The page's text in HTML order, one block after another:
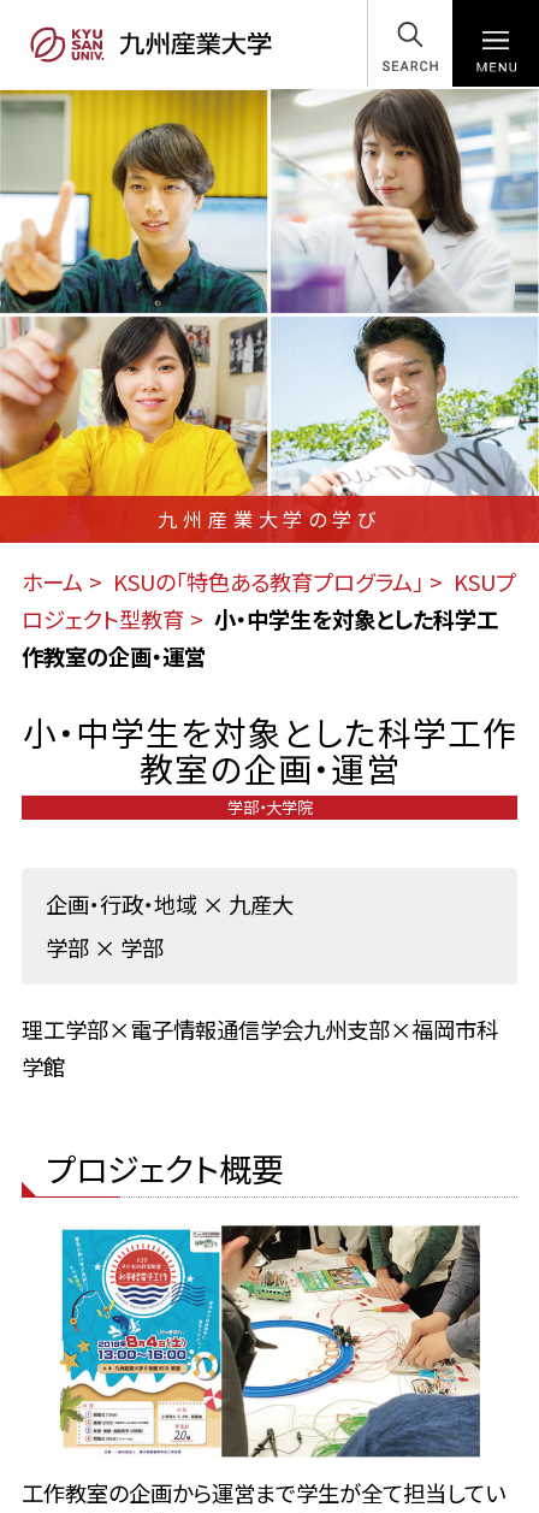
SEARCH
九州産業大学の学び
ホーム KSUの「特色ある教育プログラム」
KSUプ
ロジェクト型教育
小・中学生を対象とした科学工
作教室の企画・運営
小・中学生を対象とした科学工作
教室の企画・運営
学部・大学院
企画・行政・地域 × 九産大
学部 × 学部
理工学部×電子情報通信学会九州支部×福岡市科
学館
プロジェクト概要
工作教室の企画から運営まで学生が全て担当してい